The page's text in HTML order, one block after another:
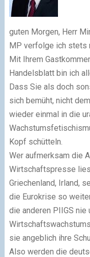
guten Morgen, Herr
MP verfolge ich stets
Mit Ihrem
Handelsblatt bin ich
Dass Sie als doch
sich bemüht, nicht dem
wieder einmal in die
Kopf schütteln.
Wer aufmerksam die
Wirtschaftspresse
Griechenland, Irland,
die Eurokrise so
die anderen PIIGS nie
Wirtschaftswachstums
sie angeblich ihre
Also werden die